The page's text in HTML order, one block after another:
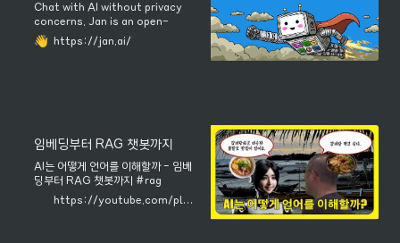
Chat with AI without privacy
concerns. Jan is an open-
source alternative to
ChatGPT, running AI models
https://jan.ai/
임베딩부터 RAG 챗봇까지
AI는 어떻게 언어를 이해할까 - 임베
딩부터 RAG 챗봇까지 #rag
#chatbot #llm
https://youtube.com/playlist?list=PLk6wtuI45SqS-6gc7cYOmO7BbciD4Qwbv&si=5hcc2ZGkyehkQ2p8